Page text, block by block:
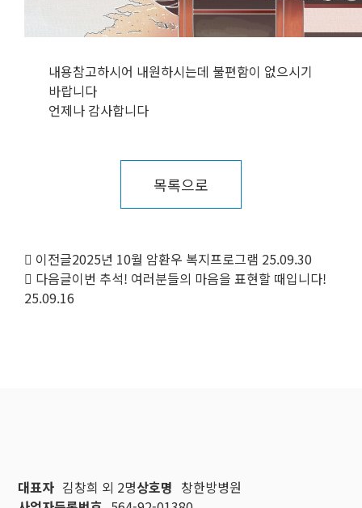
내용참고하시어 내원하시는데 불편함이 없으시기
바랍니다
언제나 감사합니다
목록으로
이전글2025년 10월 암환우 복지프로그램 25.09.30
다음글이번 추석! 여러분들의 마음을 표현할 때입니다!
25.09.16
대표자 김창희 외 2명상호명 창한방병원